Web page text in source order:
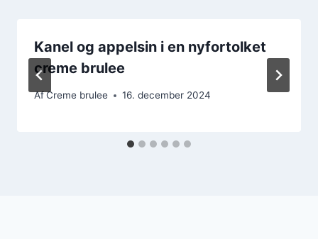
Kanel og appelsin i en nyfortolket
creme brulee
AfCreme brulee 16. december 2024